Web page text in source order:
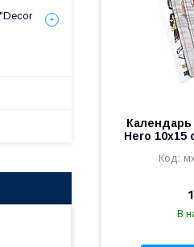
Календарь
Hero 10х15
В